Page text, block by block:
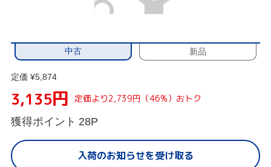
中古 新品
定価 ¥5,874
3,135円 定価より2,739円（46%）おトク
獲得ポイント 28P
入荷のお知らせを受け取る